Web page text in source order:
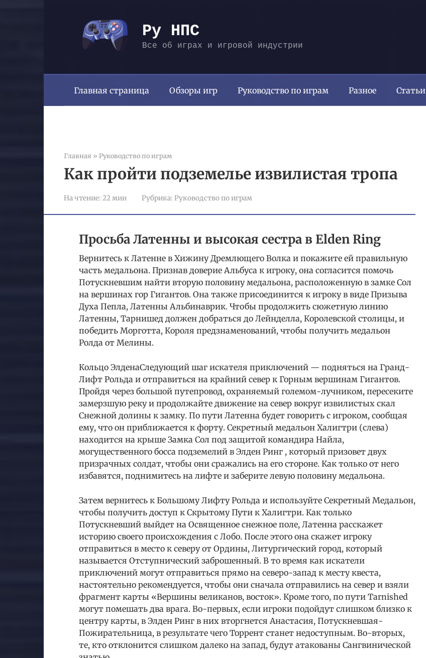
Ру НПС
Все об играх и игровой индустрии
Главная страница Обзоры игр Руководство по играм Разное Статьи
Главная » Руководство по играм
Как пройти подземелье извилистая тропа
На чтение: 22 мин Рубрика: Руководство по играм
Просьба Латенны и высокая сестра в Elden Ring
Вернитесь к Латенне в Хижину Дремлющего Волка и покажите ей правильную
часть медальона. Признав доверие Альбуса к игроку, она согласится помочь
Потускневшим найти вторую половину медальона, расположенную в замке Сол
на вершинах гор Гигантов. Она также присоединится к игроку в виде Призыва
Духа Пепла, Латенны Альбинаврик. Чтобы продолжить сюжетную линию
Латенны, Тарнишед должен добраться до Лейнделла, Королевской столицы, и
победить Морготта, Короля предзнаменований, чтобы получить медальон
Ролда от Мелины.
Кольцо ЭлденаСледующий шаг искателя приключений — подняться на Гранд-
Лифт Рольда и отправиться на крайний север к Горным вершинам Гигантов.
Пройдя через большой путепровод, охраняемый големом-лучником, пересеките
замерзшую реку и продолжайте движение на север вокруг извилистых скал
Снежной долины к замку. По пути Латенна будет говорить с игроком, сообщая
ему, что он приближается к форту. Секретный медальон Халигтри (слева)
находится на крыше Замка Сол под защитой командира Найла,
могущественного босса подземелий в Элден Ринг , который призовет двух
призрачных солдат, чтобы они сражались на его стороне. Как только от него
избавятся, поднимитесь на лифте и заберите левую половину медальона.
Затем вернитесь к Большому Лифту Рольда и используйте Секретный Медальон,
чтобы получить доступ к Скрытому Пути к Халигтри. Как только
Потускневший выйдет на Освященное снежное поле, Латенна расскажет
историю своего происхождения с Лобо. После этого она скажет игроку
отправиться в место к северу от Ордины, Литургический город, который
называется Отступнический заброшенный. В то время как искатели
приключений могут отправиться прямо на северо-запад к месту квеста,
настоятельно рекомендуется, чтобы они сначала отправились на север и взяли
фрагмент карты «Вершины великанов, восток». Кроме того, по пути Tarnished
могут помешать два врага. Во-первых, если игроки подойдут слишком близко к
центру карты, в Элден Ринг в них вторгнется Анастасия, Потускневшая-
Пожирательница, в результате чего Торрент станет недоступным. Во-вторых,
те, кто отклонится слишком далеко на запад, будут атакованы Сангвинической